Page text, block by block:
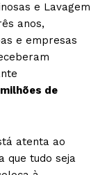
e Lavagem
anos,
e empresas
de
atenta ao
que tudo seja